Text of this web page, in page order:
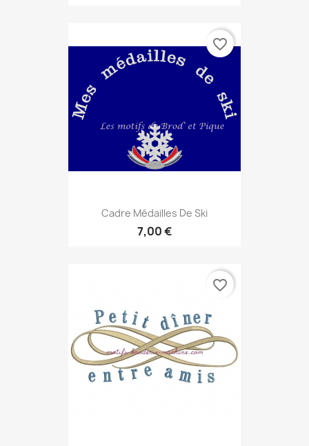
Cadre Médailles De Ski
7,00 €
favorite_border
favorite_border